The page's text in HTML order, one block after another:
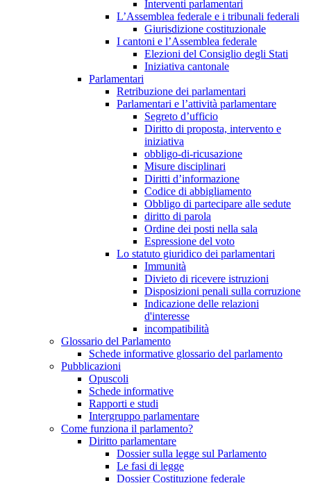
Interventi parlamentari
L’Assemblea federale e i tribunali federali
Giurisdizione costituzionale
I cantoni e l’Assemblea federale
Elezioni del Consiglio degli Stati
Iniziativa cantonale
Parlamentari
Retribuzione dei parlamentari
Parlamentari e l’attività parlamentare
Segreto d’ufficio
Diritto di proposta, intervento e
iniziativa
obbligo-di-ricusazione
Misure disciplinari
Diritti d’informazione
Codice di abbigliamento
Obbligo di partecipare alle sedute
diritto di parola
Ordine dei posti nella sala
Espressione del voto
Lo statuto giuridico dei parlamentari
Immunità
Divieto di ricevere istruzioni
Disposizioni penali sulla corruzione
Indicazione delle relazioni
d'interesse
incompatibilità
Glossario del Parlamento
Schede informative glossario del parlamento
Pubblicazioni
Opuscoli
Schede informative
Rapporti e studi
Intergruppo parlamentare
Come funziona il parlamento?
Diritto parlamentare
Dossier sulla legge sul Parlamento
Le fasi di legge
Dossier Costituzione federale